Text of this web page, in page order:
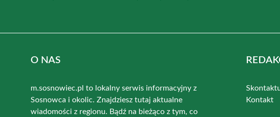
O NAS
m.sosnowiec.pl to lokalny serwis informacyjny z
Sosnowca i okolic. Znajdziesz tutaj aktualne
wiadomości z regionu. Bądź na bieżąco z tym, co
Kontakt